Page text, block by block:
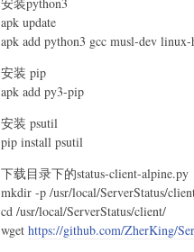
apk update
apk add python3 gcc musl-dev linux-
安装 pip
apk add py3-pip
安装 psutil
pip install psutil
下载目录下的status-client-alpine.py
mkdir -p /usr/local/ServerStatus/
cd /usr/local/ServerStatus/client/
wget https://github.com/ZherKing/